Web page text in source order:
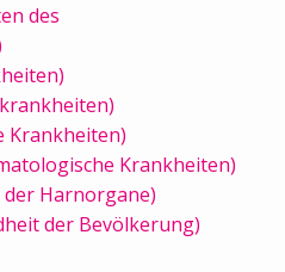
des
Krankheiten)
Krankheiten)
Harnorgane)
der Bevölkerung)